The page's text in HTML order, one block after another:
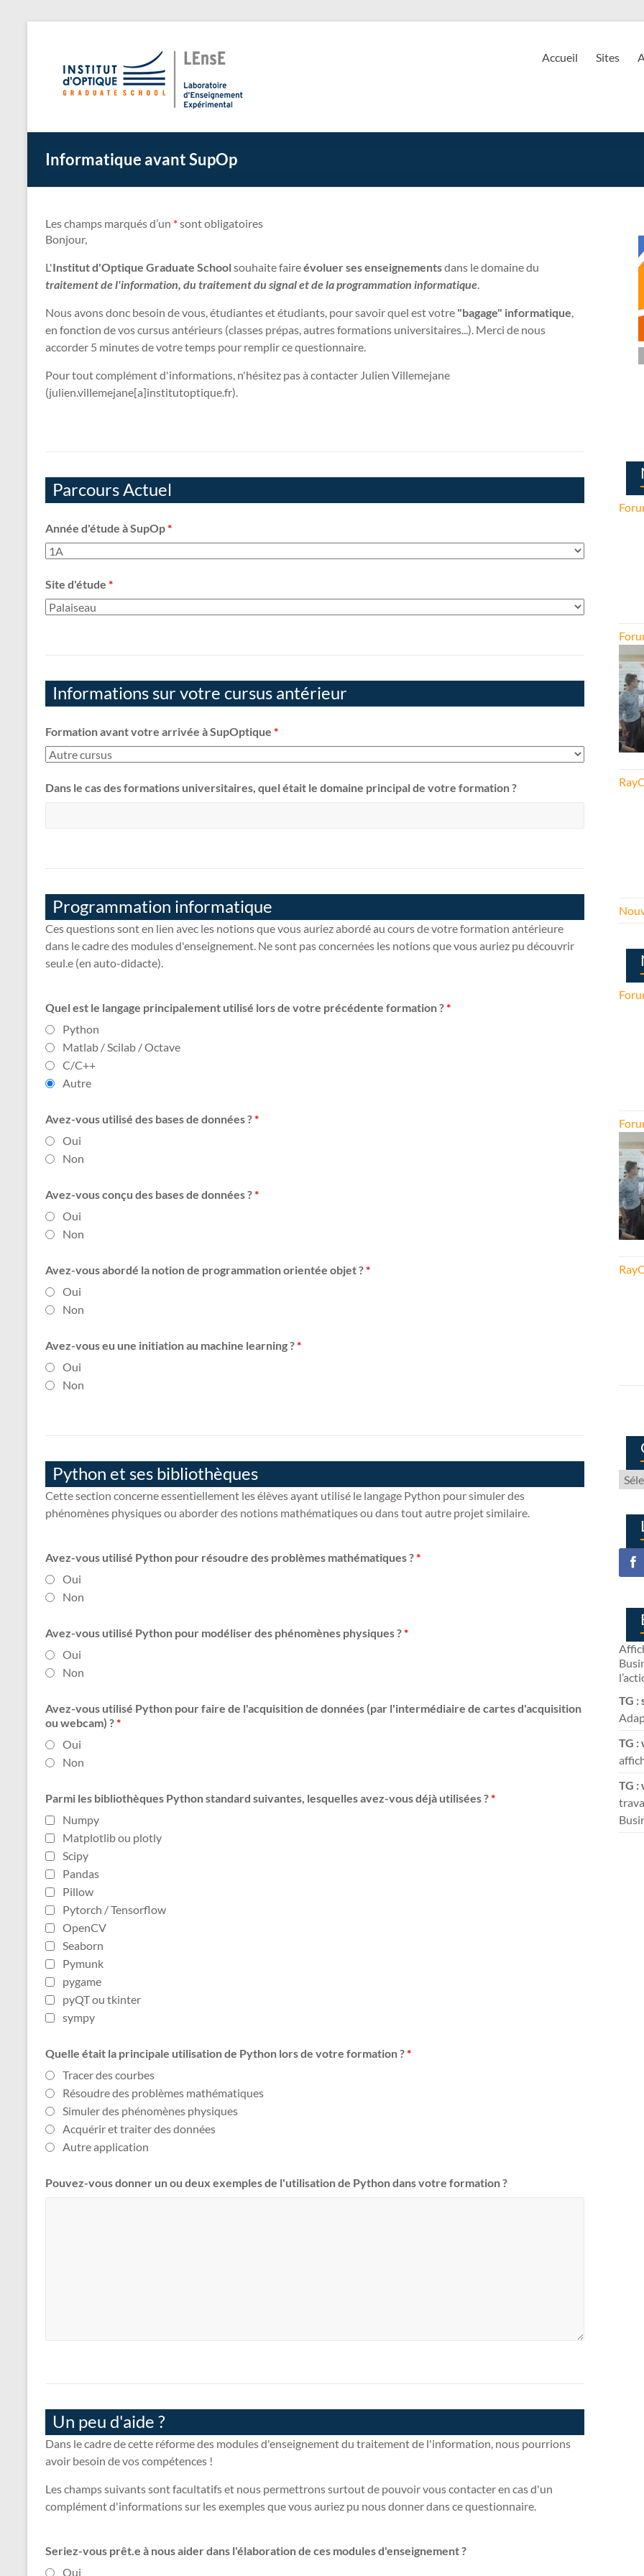
Accueil Sites
Informatique avant SupOp
Les champs marqués d’un *sont obligatoires
Bonjour,
L'Institut d'Optique Graduate Schoolsouhaite faireévoluer ses enseignementsdans le domaine du
traitement de l'information, du traitement du signal et de la programmation informatique.
Nous avons donc besoin de vous, étudiantes et étudiants, pour savoir quel est votre "bagage" informatique,
en fonction de vos cursus antérieurs (classes prépas, autres formations universitaires...). Merci de nous
accorder 5 minutes de votre temps pour remplir ce questionnaire.
Pour tout complément d'informations, n'hésitez pas à contacter Julien Villemejane
(julien.villemejane[a]institutoptique.fr).
Parcours Actuel
Année d'étude à SupOp*
Site d'étude *
Informations sur votre cursus antérieur
Formation avant votre arrivée à SupOptique *
Dans le cas des formations universitaires, quel était le domaine principal de votre formation ?
Programmation informatique
Ces questions sont en lien avec les notions que vous auriez abordé au cours de votre formation antérieure
dans le cadre des modules d'enseignement. Ne sont pas concernées les notions que vous auriez pu découvrir
seul.e (en auto-didacte).
Quel est le langage principalement utilisé lors de votre précédente formation ?*
Python
Matlab / Scilab / Octave
C/C++
Autre
Avez-vous utilisé des bases de données ?*
Oui
Non
Avez-vous conçu des bases de données ?*
Oui
Non
Avez-vous abordé la notion de programmation orientée objet ?*
Oui
Non
Avez-vous eu une initiation au machine learning ?*
Oui
Non
Python et ses bibliothèques
Cette section concerne essentiellement les élèves ayant utilisé le langage Python pour simuler des
phénomènes physiques ou aborder des notions mathématiques ou dans tout autre projet similaire.
Avez-vous utilisé Python pour résoudre des problèmes mathématiques ?*
Oui
Non
Avez-vous utilisé Python pour modéliser des phénomènes physiques ?*
Oui
Non
Avez-vous utilisé Python pour faire de l'acquisition de données (par l'intermédiaire de cartes d'acquisition
ou webcam) ?*
Oui
Non
Parmi les bibliothèques Python standard suivantes, lesquelles avez-vous déjà utilisées ?*
Numpy
Matplotlib ou plotly
Scipy
Pandas
Pillow
Pytorch / Tensorflow
OpenCV
Seaborn
Pymunk
pygame
pyQT ou tkinter
sympy
Quelle était la principale utilisation de Python lors de votre formation ?*
Tracer des courbes
Résoudre des problèmes mathématiques
Simuler des phénomènes physiques
Acquérir et traiter des données
Autre application
Pouvez-vous donner un ou deux exemples de l'utilisation de Python dans votre formation ?
Un peu d'aide ?
Dans le cadre de cette réforme des modules d'enseignement du traitement de l'information, nous pourrions
avoir besoin de vos compétences !
Les champs suivants sont facultatifs et nous permettrons surtout de pouvoir vous contacter en cas d'un
complément d'informations sur les exemples que vous auriez pu nous donner dans ce questionnaire.
Seriez-vous prêt.e à nous aider dans l'élaboration de ces modules d'enseignement ?
Oui
Que
TG :
TG :
TG :